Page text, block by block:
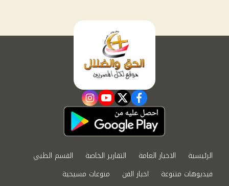
facebook
twitter
youtube
instagram
الرئيسية الاخبار العامة التقارير الخاصة
القسم الطبي
فيديوهات متنوعة
اخبار الفن
منوعات مسيحية